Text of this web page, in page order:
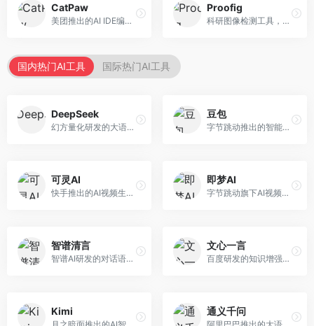
CatPaw
美团推出的AI IDE编程工具，专注于本地开发生态。面向开发者，提供智能代码补全、代码生成、项目管理等服务，本地开发体验好。
Proofig
科研图像检测工具，专注于学术图像完整性验证。面向科研人员，提供图像检测、重复分析、报告生成等服务，学术检测专业。
国内热门AI工具 国际热门AI工具
DeepSeek
幻方量化研发的大语言模型平台，专注于深度推理和代码生成能力。面向开发者、研究人员和技术爱好者，提供强大的逻辑推理和数学计算功能，开源生态完善，API接口友好。
豆包
字节跳动推出的智能对话助手平台，提供文本创作、知识问答、英语学习等多种AI服务。面向普通用户和内容创作者，支持多轮对话和文件解析，免费使用，响应速度快，中文理解能力强。
可灵AI
快手推出的AI视频生成平台，支持文生视频和图生视频，可生成长达2分钟的高质量视频内容。面向短视频创作者和营销人员，操作简便，生成效果逼真，适合商业推广和创意表达。
即梦AI
字节跳动旗下AI视频创作平台，支持多模态内容生成。面向内容创作者和营销人员，提供文生视频、图生视频、智能剪辑等功能，中文理解能力强，创作效率高。
智谱清言
智谱AI研发的对话语言模型，支持中英双语交互。面向中文用户和开发者，提供知识问答、代码编写、文档解读等服务，开源生态完善，学术研究背景深厚。
文心一言
百度研发的知识增强大语言模型，深度融合百度知识图谱和搜索能力。面向中文用户，提供知识问答、文本创作、逻辑推理等服务，中文语境理解准确，知识覆盖面广。
Kimi
月之暗面推出的AI智能助手，核心优势在于超长文本处理能力，支持20万字以上文档分析。面向学术研究者、职场人士和内容创作者，提供文档解读、PPT生成、联网搜索等综合服务。
通义千问
阿里巴巴推出的大语言模型平台，提供对话问答、文档处理、图像理解、代码编写等全方位AI服务。面向企业用户和个人开发者，集成阿里云生态，支持多模态交互，企业级安全保障。